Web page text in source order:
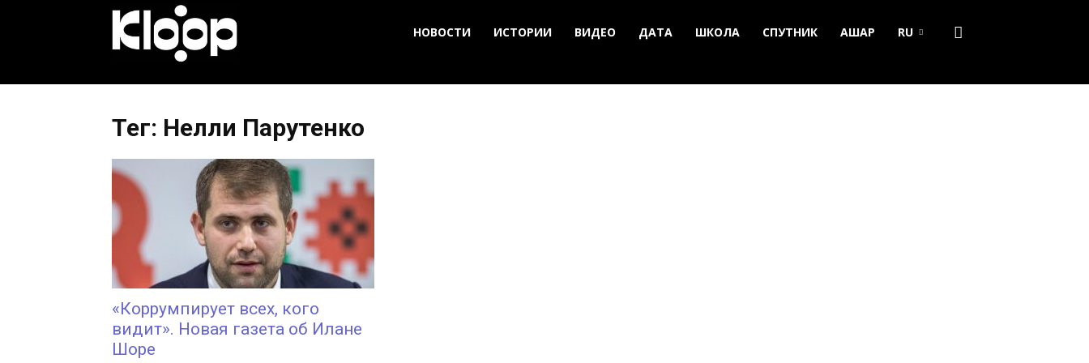
Новости
Кыргызстана
НОВОСТИ ИСТОРИИ ВИДЕО ДАТА ШКОЛА СПУТНИК АШАР RU
Тег: Нелли Парутенко
«Коррумпирует всех, кого
видит». Новая газета об Илане
Шоре